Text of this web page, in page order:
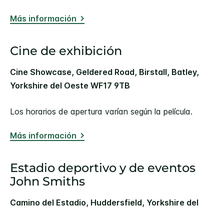
Más información
Cine de exhibición
Cine Showcase, Geldered Road, Birstall, Batley,
Yorkshire del Oeste WF17 9TB
Los horarios de apertura varían según la película.
Más información
Estadio deportivo y de eventos
John Smiths
Camino del Estadio, Huddersfield, Yorkshire del